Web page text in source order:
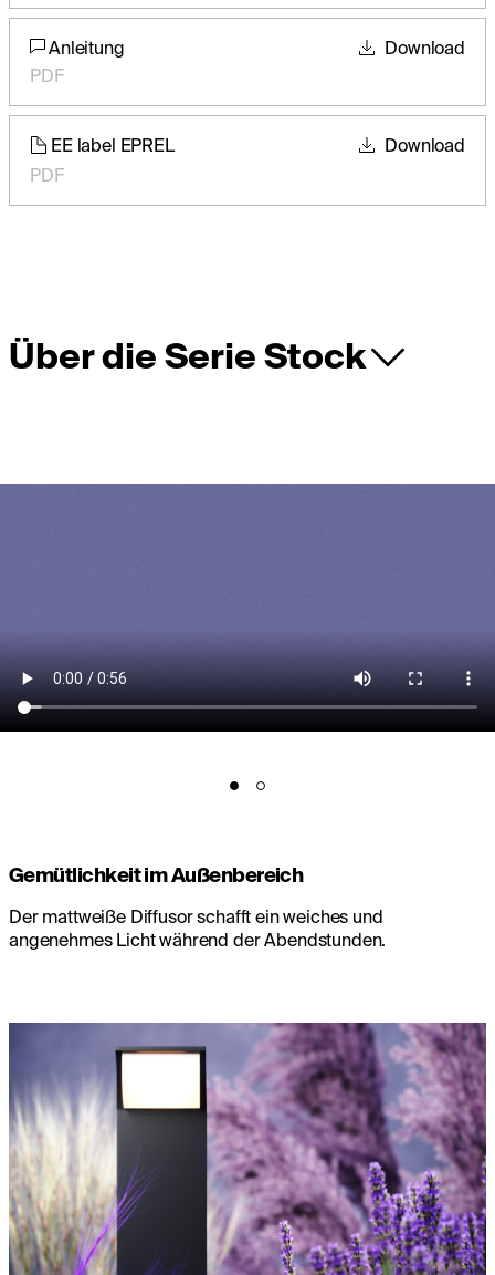
Anleitung
PDF
Download
EE label EPREL
PDF
Download
Über die Serie Stock
Gemütlichkeit im Außenbereich
Der mattweiße Diffusor schafft ein weiches und
angenehmes Licht während der Abendstunden.